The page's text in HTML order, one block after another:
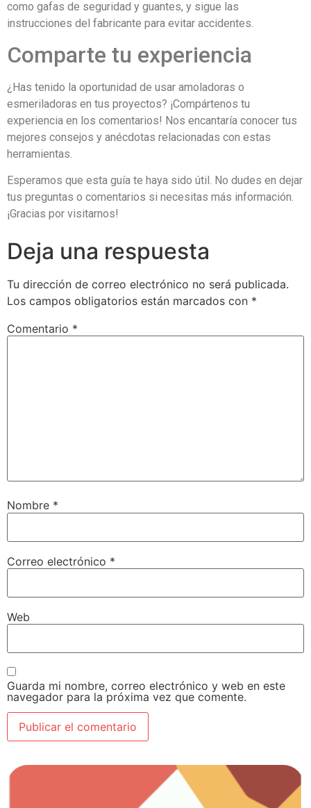
como gafas de seguridad y guantes, y sigue las
instrucciones del fabricante para evitar accidentes.
Comparte tu experiencia
¿Has tenido la oportunidad de usar amoladoras o
esmeriladoras en tus proyectos? ¡Compártenos tu
experiencia en los comentarios! Nos encantaría conocer tus
mejores consejos y anécdotas relacionadas con estas
herramientas.
Esperamos que esta guía te haya sido útil. No dudes en dejar
tus preguntas o comentarios si necesitas más información.
¡Gracias por visitarnos!
Deja una respuesta
Tu dirección de correo electrónico no será publicada.
Los campos obligatorios están marcados con *
Comentario *
Nombre *
Correo electrónico *
Web
Guarda mi nombre, correo electrónico y web en este
navegador para la próxima vez que comente.